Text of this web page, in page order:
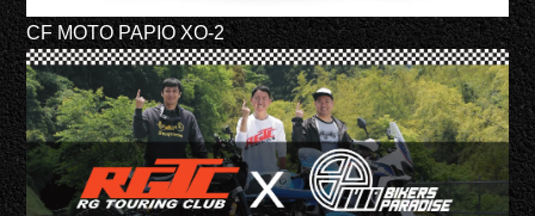
CF MOTO PAPIO XO-2